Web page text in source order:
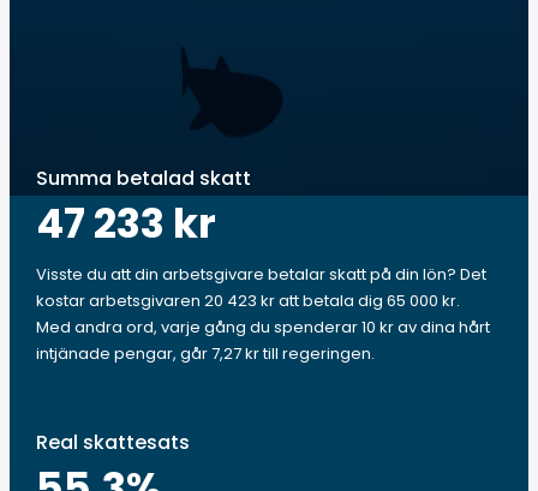
Summa betalad skatt
47 233 kr
Visste du att din arbetsgivare betalar skatt på din lön? Det
kostar arbetsgivaren 20 423 kr att betala dig 65 000 kr.
Med andra ord, varje gång du spenderar 10 kr av dina hårt
intjänade pengar, går 7,27 kr till regeringen.
Real skattesats